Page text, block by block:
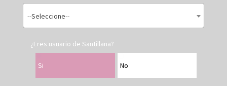
--Seleccione--
¿Eres usuario de Santillana?
Si No